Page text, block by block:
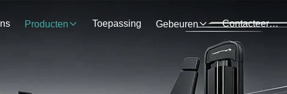
Producten Toepassing Gebeuren Contacteer Ons